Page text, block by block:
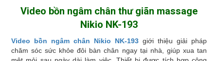
Video bồn ngâm chân thư giãn massage
Nikio NK-193
Video bồn ngâm chân Nikio NK-193 giới thiệu giải pháp
chăm sóc sức khỏe đôi bàn chân ngay tại nhà, giúp xua tan